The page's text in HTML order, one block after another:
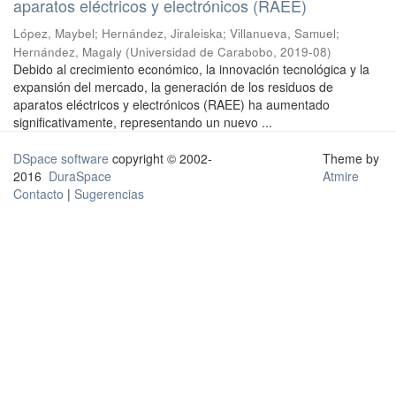
aparatos eléctricos y electrónicos (RAEE)
López, Maybel; Hernández, Jiraleiska; Villanueva, Samuel;
Hernández, Magaly (Universidad de Carabobo, 2019-08)
Debido al crecimiento económico, la innovación tecnológica y la
expansión del mercado, la generación de los residuos de
aparatos eléctricos y electrónicos (RAEE) ha aumentado
significativamente, representando un nuevo ...
DSpace software copyright © 2002-
2016 DuraSpace
Contacto | Sugerencias
Theme by
Atmire